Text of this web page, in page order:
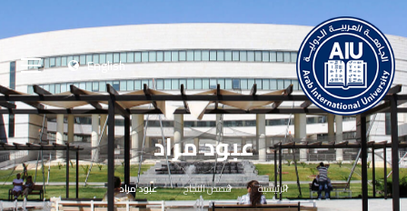
English
عبود مراد
الرئيسية قصص النجاح عبود مراد